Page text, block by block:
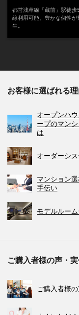
都営浅草線「蔵前」駅徒
線利用可能。豊かな個性が
生。
お客様に選ばれる
オープンハ
ープのマンシ
は
オーダーシ
マンション
手伝い
モデルルー
ご購入者様の声・実
ご購入者様